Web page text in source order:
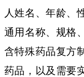
人姓名、年龄、
通用名称、规格
含特殊药品复方
药品， 以及需要